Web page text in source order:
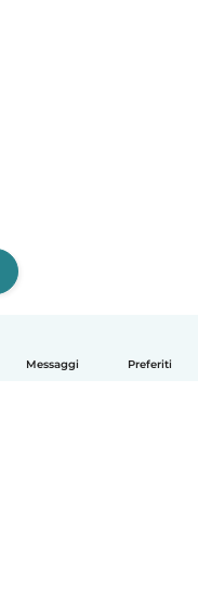
Messaggi Preferiti